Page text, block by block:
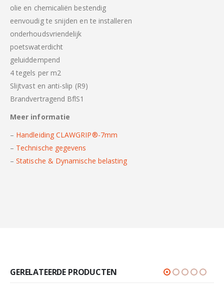
olie en chemicaliën bestendig
eenvoudig te snijden en te installeren
onderhoudsvriendelijk
poetswaterdicht
geluiddempend
4 tegels per m2
Slijtvast en anti-slip (R9)
Brandvertragend BflS1
Meer informatie
– Handleiding CLAWGRIP®-7mm
– Technische gegevens
–Statische & Dynamische belasting
GERELATEERDE PRODUCTEN